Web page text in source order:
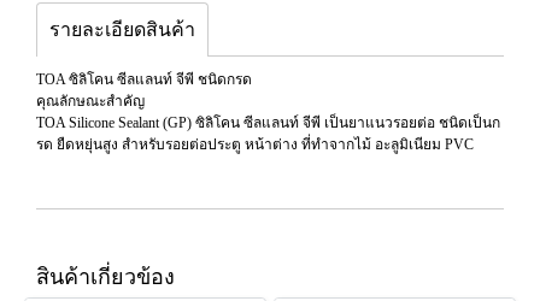
รายละเอียดสินค้า
TOA ซิลิโคน ซีลแลนท์ จีพี ชนิดกรด
คุณลักษณะสำคัญ
TOA Silicone Sealant (GP) ซิลิโคน ซีลแลนท์ จีพี เป็นยาแนวรอยต่อ ชนิดเป็นก
รด ยืดหยุ่นสูง สำหรับรอยต่อประตู หน้าต่าง ที่ทำจากไม้ อะลูมิเนียม PVC
สินค้าเกี่ยวข้อง